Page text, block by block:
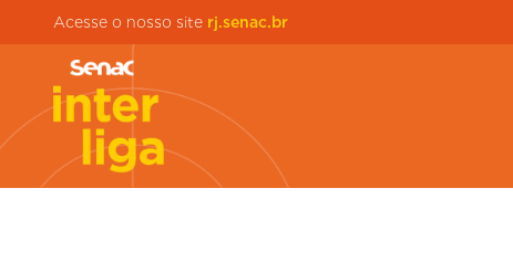
Acesse o nosso site rj.senac.br